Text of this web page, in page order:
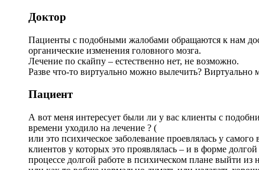
Доктор
Пациенты с подобными жалобами обращаются к нам
органические изменения головного мозга.
Лечение по скайпу – естественно нет, не возможно.
Разве что-то виртуально можно вылечить?
Пациент
А вот меня интересует были ли у вас клиенты с
времени уходило на лечение ? (
или это психическое заболевание проевлялась у
клиентов у которых это проявлялась – и в форме
процессе долгой работе в психическом плане выйти